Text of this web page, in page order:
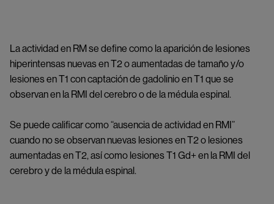
La actividad en RM se define como la aparición de lesiones
hiperintensas nuevas en T2 o aumentadas de tamaño y/o
lesiones en T1 con captación de gadolinio en T1 que se
observan en la RMI del cerebro o de la médula espinal.
Se puede calificar como “ausencia de actividad en RMI”
cuando no se observan nuevas lesiones en T2 o lesiones
aumentadas en T2, así como lesiones T1 Gd+ en la RMI del
cerebro y de la médula espinal.